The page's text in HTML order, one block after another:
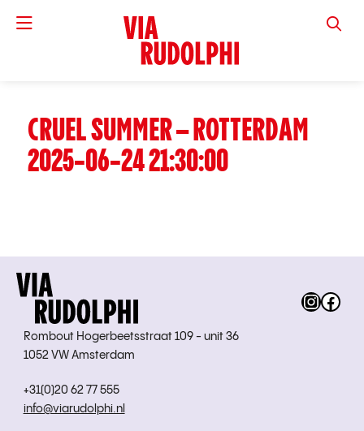
VIA
CRUEL SUMMER – ROTTERDAM
2025-06-24 21:30:00
Rombout Hogerbeetsstraat 109 - unit 36
1052 VW Amsterdam
+31(0)20 62 77 555
info@viarudolphi.nl